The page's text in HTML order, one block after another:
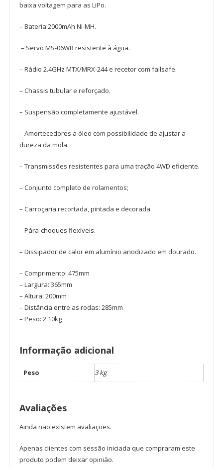
baixa voltagem para as LiPo.
– Bateria 2000mAh Ni-MH.
– Servo MS-06WR resistente à água.
– Rádio 2.4GHz MTX/MRX-244 e recetor com failsafe.
– Chassis tubular e reforçado.
– Suspensão completamente ajustável.
– Amortecedores a óleo com possibilidade de ajustar a
dureza da mola.
– Transmissões resistentes para uma tração 4WD eficiente.
– Conjunto completo de rolamentos;
– Carroçaria recortada, pintada e decorada.
– Pára-choques flexíveis.
– Dissipador de calor em alumínio anodizado em dourado.
– Comprimento: 475mm
– Largura: 365mm
– Altura: 200mm
– Distância entre as rodas: 285mm
– Peso: 2.10kg
Informação adicional
Peso 3 kg
Avaliações
Ainda não existem avaliações.
Apenas clientes com sessão iniciada que compraram este
produto podem deixar opinião.